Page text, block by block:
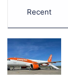
Recent